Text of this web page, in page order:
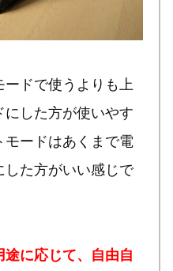
ドで使うよりも上
した方が使いやす
ードはあくまで電
た方がいい感じで
途に応じて、自由自